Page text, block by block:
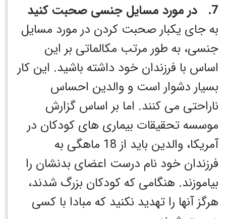
7. در مورد مسایل جنسی صحبت کنید
به جای یکبار صحبت کردن در مورد مسایل
جنسی، به طور مرتب مکالماتی بر این
اساس با فرزندان خود داشته باشید. این کار
بسیار دشوار است و والدین احساس
ناراحتی می کنند. اما بر اساس گزارش
موسسه تحقیقات بیماری های کودکان در
آمریکا، والدین باید از 18 ماهگی به
فرزندان خود نام درست اعضای بدنشان را
بیاموزند. هنگامی که کودکان بزرگ شدند،
هرگز آنها را تهدید نکنید که مبادا با کسی